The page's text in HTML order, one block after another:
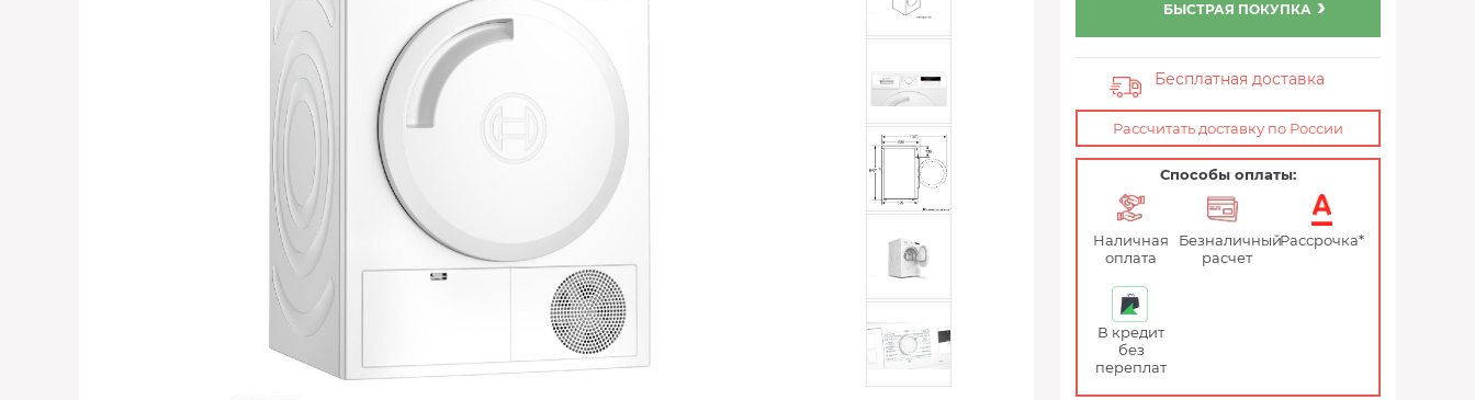
БЫСТРАЯ ПОКУПКА
Бесплатная доставка
Рассчитать доставку по России
Способы оплаты:
Наличная
оплата
Безналичный
расчет
Рассрочка*
В кредит
без
переплат